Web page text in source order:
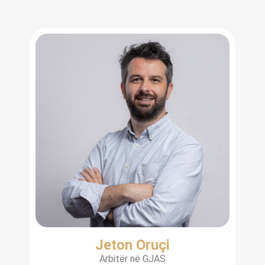
Jeton Oruçi
Arbitër në GJAS